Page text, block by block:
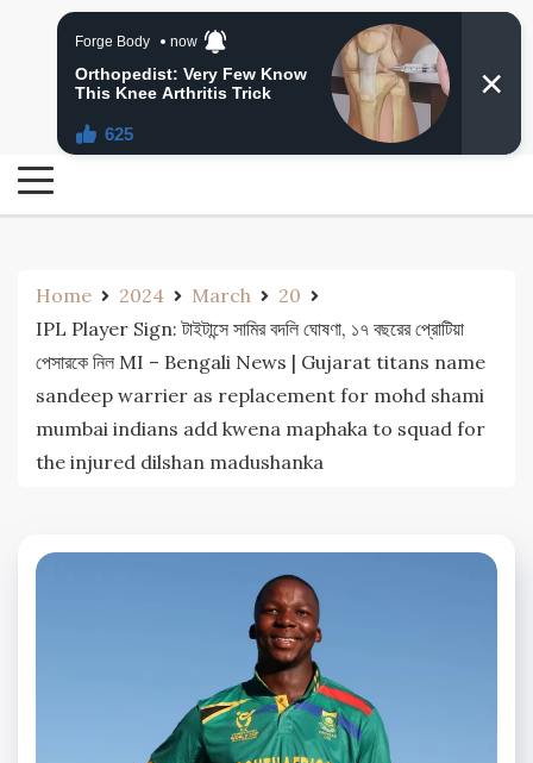
24 Ghanta Bangla News
24 Ghanta Bengali News
Home 2024 March
20
IPL Player Sign: টাইটান্সে সামির বদলি ঘোষণা, ১৭ বছরের প্রোটিয়া
পেসারকে নিল MI – Bengali News | Gujarat titans name
sandeep warrier as replacement for mohd shami
mumbai indians add kwena maphaka to squad for
the injured dilshan madushanka